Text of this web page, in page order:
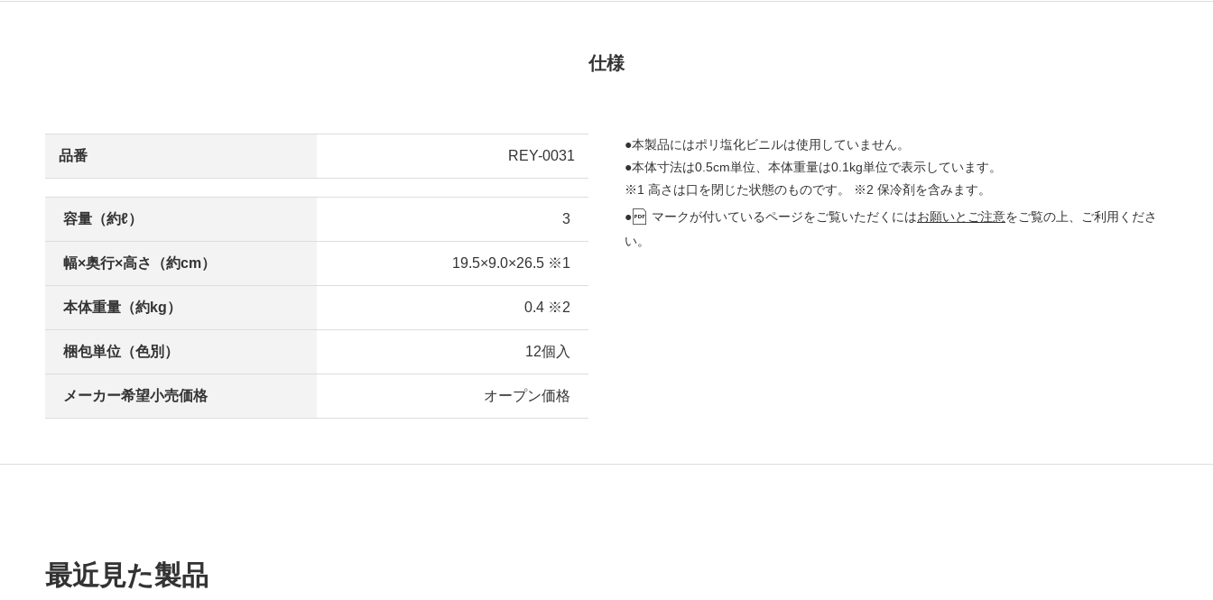
仕様
品番 REY-0031
容量（約ℓ） 3
幅×奥行×高さ（約cm） 19.5×9.0×26.5 ※1
本体重量（約kg） 0.4 ※2
梱包単位（色別） 12個入
メーカー希望小売価格 オープン価格
●本製品にはポリ塩化ビニルは使用していません。
●本体寸法は0.5cm単位、本体重量は0.1kg単位で表示しています。
※1 高さは口を閉じた状態のものです。 ※2 保冷剤を含みます。
●
マークが付いているページをご覧いただくにはお願いとご注意をご覧の上、ご利用くださ
い。
最近見た製品